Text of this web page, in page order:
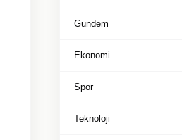
Gundem
Ekonomi
Spor
Teknoloji